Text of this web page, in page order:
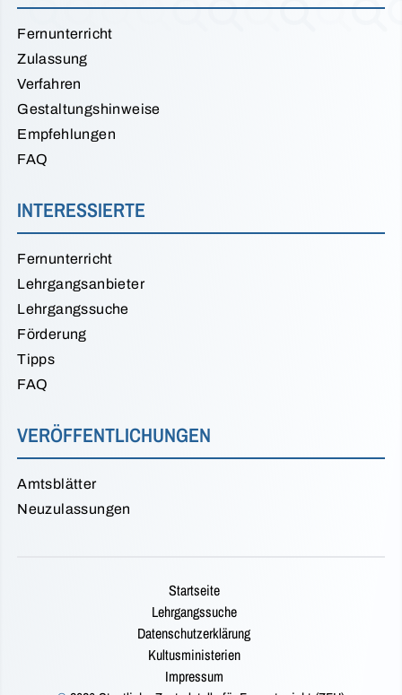
Fernunterricht
Zulassung
Verfahren
Gestaltungshinweise
Empfehlungen
FAQ
INTERESSIERTE
Fernunterricht
Lehrgangsanbieter
Lehrgangssuche
Förderung
Tipps
FAQ
VERÖFFENTLICHUNGEN
Amtsblätter
Neuzulassungen
Startseite
Lehrgangssuche
Datenschutzerklärung
Kultusministerien
Impressum